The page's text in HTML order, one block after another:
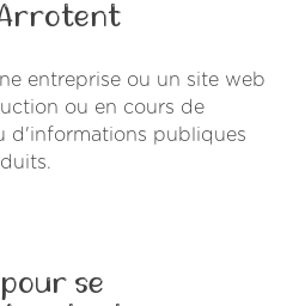
entreprise ou un site web
ou en cours de
d'informations publiques
se